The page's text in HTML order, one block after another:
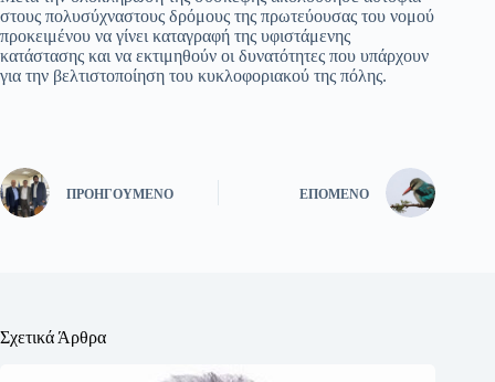
στους πολυσύχναστους δρόμους της πρωτεύουσας του νομού
προκειμένου να γίνει καταγραφή της υφιστάμενης
κατάστασης και να εκτιμηθούν οι δυνατότητες που υπάρχουν
για την βελτιστοποίηση του κυκλοφοριακού της πόλης.
ΠΡΟΗΓΟΎΜΕΝΟ ΕΠΌΜΕΝΟ
Σχετικά Άρθρα